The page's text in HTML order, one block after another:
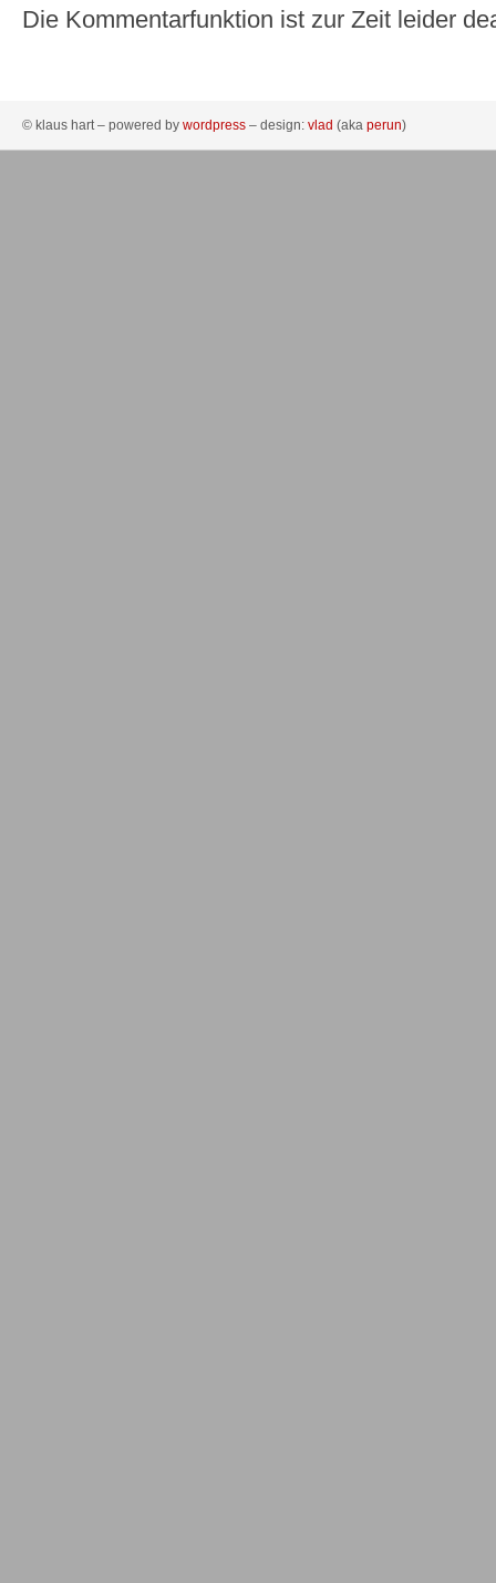
Die Kommentarfunktion ist zur Zeit leider
© klaus hart – powered by wordpress – design: vlad (aka perun)